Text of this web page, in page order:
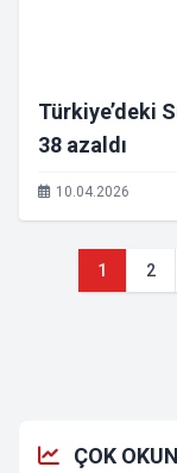
Türkiye’deki
38 azaldı
10.04.2026
1 2
ÇOK